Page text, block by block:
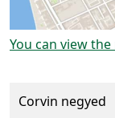
You can view
Corvin negyed